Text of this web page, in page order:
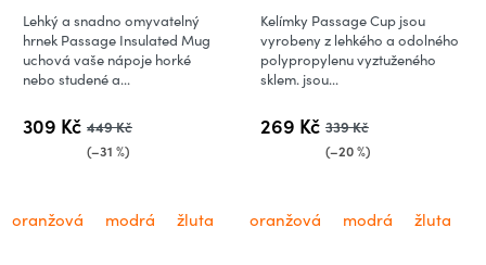
309 Kč 449 Kč
(–31 %)
Lehký a snadno omyvatelný
hrnek Passage Insulated Mug
uchová vaše nápoje horké
nebo studené a...
oranžová modrá žluta
269 Kč 339 Kč
(–20 %)
Kelímky Passage Cup jsou
vyrobeny z lehkého a odolného
polypropylenu vyztuženého
sklem. jsou...
oranžová modrá žluta